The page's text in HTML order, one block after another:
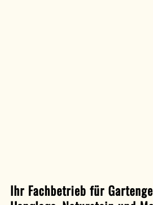
Ihr Fachbetrieb für